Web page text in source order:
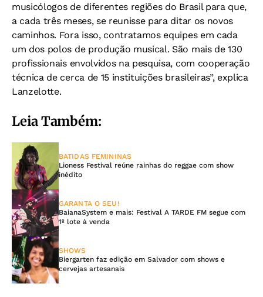
musicólogos de diferentes regiões do Brasil para que,
a cada três meses, se reunisse para ditar os novos
caminhos. Fora isso, contratamos equipes em cada
um dos polos de produção musical. São mais de 130
profissionais envolvidos na pesquisa, com cooperação
técnica de cerca de 15 instituições brasileiras”, explica
Lanzelotte.
Leia Também:
BATIDAS FEMININAS
Lioness Festival reúne rainhas do reggae com show
inédito
GARANTA O SEU!
BaianaSystem e mais: Festival A TARDE FM segue com
1º lote à venda
SHOWS
Biergarten faz edição em Salvador com shows e
cervejas artesanais